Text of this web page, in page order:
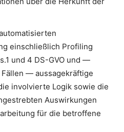
einschließlich Profiling
und 4 DS-GVO und —
— aussagekräftige
involvierte Logik sowie die
Auswirkungen
für die betroffene